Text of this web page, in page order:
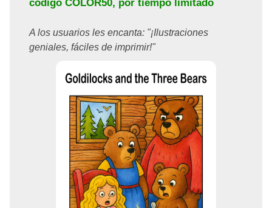
código COLOR50, por tiempo limitado
A los usuarios les encanta: "¡Ilustraciones
geniales, fáciles de imprimir!"